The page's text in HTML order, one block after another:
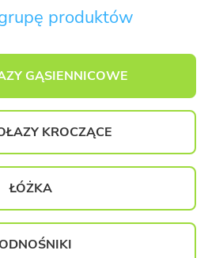
produktów
GĄSIENNICOWE
KROCZĄCE
ŁÓŻKA